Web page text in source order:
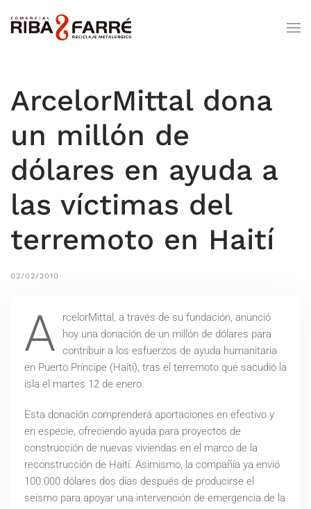
ArcelorMittal dona
un millón de
dólares en ayuda a
las víctimas del
terremoto en Haití
02/02/2010
A
rcelorMittal, a través de su fundación, anunció
hoy una donación de un millón de dólares para
contribuir a los esfuerzos de ayuda humanitaria
en Puerto Príncipe (Haití), tras el terremoto que sacudió la
isla el martes 12 de enero.
Esta donación comprenderá aportaciones en efectivo y
en especie, ofreciendo ayuda para proyectos de
construcción de nuevas viviendas en el marco de la
reconstrucción de Haití. Asimismo, la compañía ya envió
100.000 dólares dos días después de producirse el
seísmo para apoyar una intervención de emergencia de la